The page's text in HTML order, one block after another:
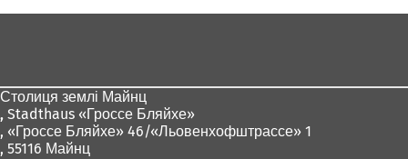
Столиця землі Майнц
, Stadthaus «Гроссе Бляйхе»
, «Гроссе Бляйхе» 46/«Льовенхофштрассе» 1
, 55116 Майнц